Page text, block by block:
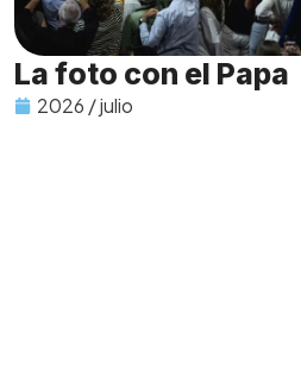
La foto con el Papa
2026 / julio